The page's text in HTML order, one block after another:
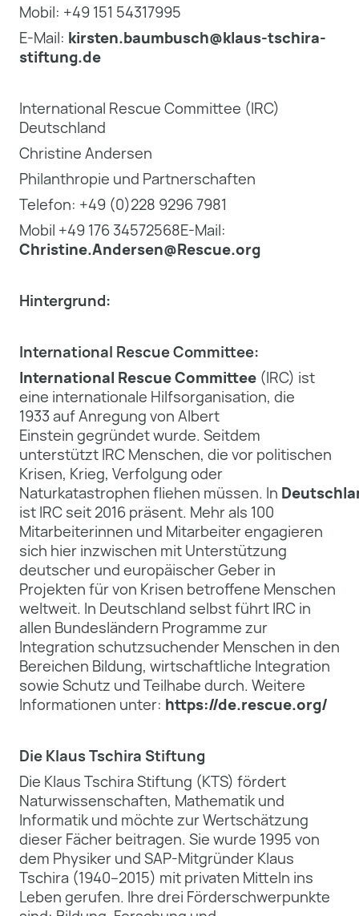
Mobil: +49 151 54317995
E-Mail: kirsten.baumbusch@klaus-tschira-
stiftung.de
International Rescue Committee (IRC)
Deutschland
Christine Andersen
Philanthropie und Partnerschaften
Telefon: +49 (0)228 9296 7981
Mobil +49 176 34572568E-Mail:
Christine.Andersen@Rescue.org
Hintergrund:
International Rescue Committee:
International Rescue Committee (IRC) ist
eine internationale Hilfsorganisation, die
1933 auf Anregung von Albert
Einstein gegründet wurde. Seitdem
unterstützt IRC Menschen, die vor politischen
Krisen, Krieg, Verfolgung oder
Naturkatastrophen fliehen müssen. In
ist IRC seit 2016 präsent. Mehr als 100
Mitarbeiterinnen und Mitarbeiter engagieren
sich hier inzwischen mit Unterstützung
deutscher und europäischer Geber in
Projekten für von Krisen betroffene Menschen
weltweit. In Deutschland selbst führt IRC in
allen Bundesländern Programme zur
Integration schutzsuchender Menschen in den
Bereichen Bildung, wirtschaftliche Integration
sowie Schutz und Teilhabe durch. Weitere
Informationen unter: https://de.rescue.org/
Die Klaus Tschira Stiftung
Die Klaus Tschira Stiftung (KTS) fördert
Naturwissenschaften, Mathematik und
Informatik und möchte zur Wertschätzung
dieser Fächer beitragen. Sie wurde 1995 von
dem Physiker und SAP-Mitgründer Klaus
Tschira (1940–2015) mit privaten Mitteln ins
Leben gerufen. Ihre drei Förderschwerpunkte